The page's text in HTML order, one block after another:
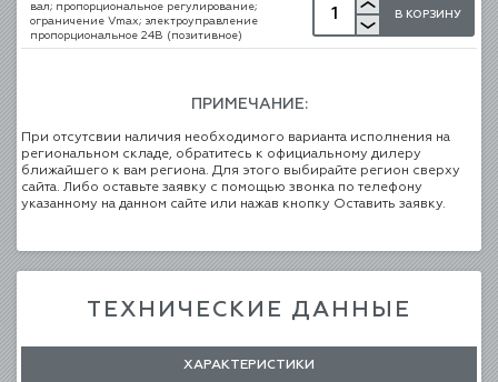
вал; пропорциональное регулирование;
ограничение Vmax; электроуправление
пропорциональное 24В (позитивное)
В КОРЗИНУ
ПРИМЕЧАНИЕ:
При отсутсвии наличия необходимого варианта исполнения на
региональном складе, обратитесь к официальному дилеру
ближайшего к вам региона. Для этого выбирайте регион сверху
сайта. Либо оставьте заявку с помощью звонка по телефону
указанному на данном сайте или нажав кнопку Оставить заявку.
ТЕХНИЧЕСКИЕ ДАННЫЕ
ХАРАКТЕРИСТИКИ